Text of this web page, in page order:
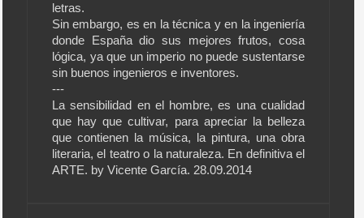
letras.
Sin embargo, es en la técnica y en la ingeniería
donde España dio sus mejores frutos, cosa
lógica, ya que un imperio no puede sustentarse
sin buenos ingenieros e inventores.
---
La sensibilidad en el hombre, es una cualidad
que hay que cultivar, para apreciar la belleza
que contienen la música, la pintura, una obra
literaria, el teatro o la naturaleza. En definitiva el
ARTE. by Vicente García. 28.09.2014